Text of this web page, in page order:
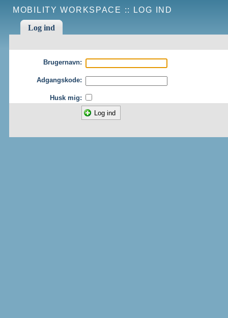
MOBILITY WORKSPACE :: LOG IND
Log ind
Brugernavn:
Adgangskode:
Husk mig: